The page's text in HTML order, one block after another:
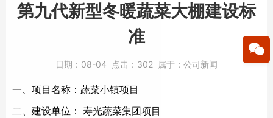
第九代新型冬暖蔬菜大棚建设标
准
日期： 08-04 点击： 302 属于： 公司新闻
一、项目名称：蔬菜小镇项目
二、建设单位： 寿光蔬菜集团项目